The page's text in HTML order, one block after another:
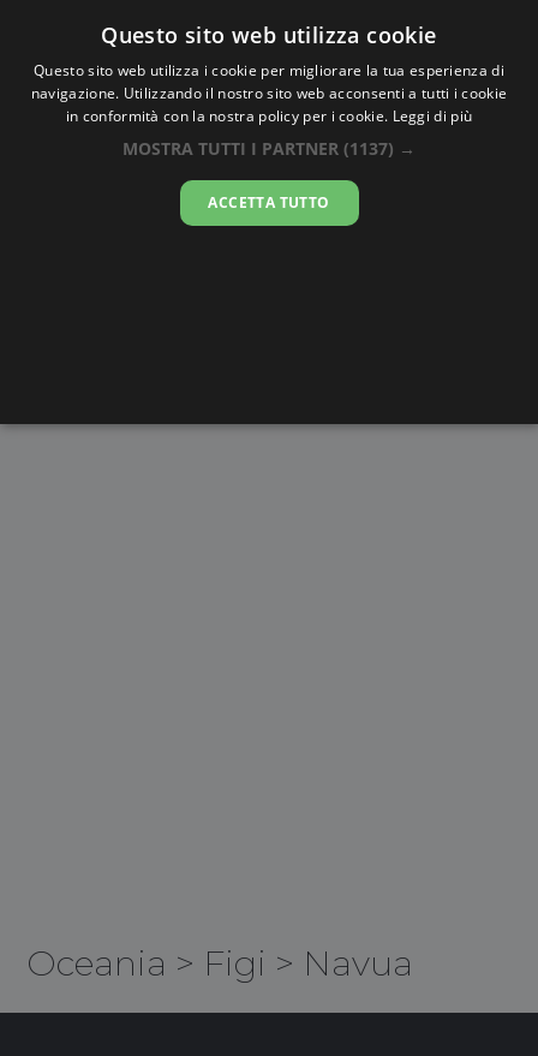
Oraesatta.co
Ora EsattaNavua
15:51:39
Oceania > Figi > Navua
Questo sito web utilizza cookie
Questo sito web utilizza i cookie per migliorare la tua esperienza di
navigazione. Utilizzando il nostro sito web acconsenti a tutti i cookie
in conformità con la nostra policy per i cookie. Leggi di più
MOSTRA TUTTI I PARTNER (1137) →
ACCETTA TUTTO